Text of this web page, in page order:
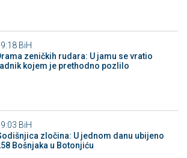
BiH
zeničkih rudara: U jamu se vratio
kojem je prethodno pozlilo
BiH
zločina: U jednom danu ubijeno
Bošnjaka u Botonjiću